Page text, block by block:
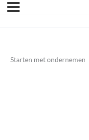
Starten met ondernemen